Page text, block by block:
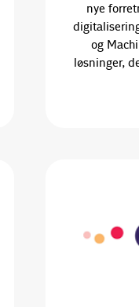
nye
og
løsninger,